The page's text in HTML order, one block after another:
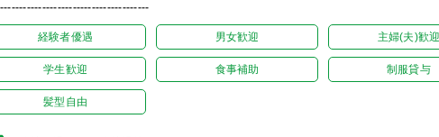
経験者優遇 男女歓迎 主婦(夫)歓
学生歓迎 食事補助 制服貸与
髪型自由